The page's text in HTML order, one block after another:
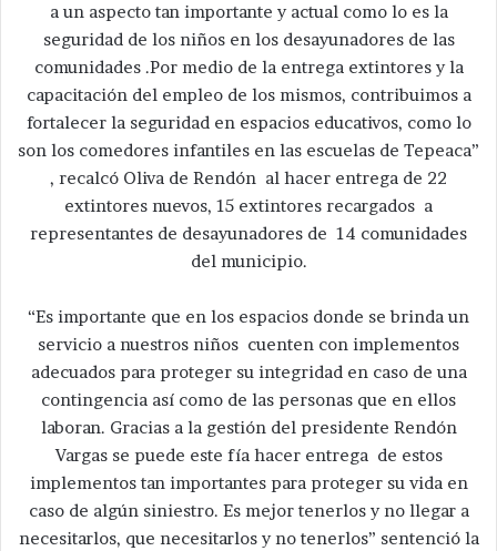
a un aspecto tan importante y actual como lo es la
seguridad de los niños en los desayunadores de las
comunidades .Por medio de la entrega extintores y la
capacitación del empleo de los mismos, contribuimos a
fortalecer la seguridad en espacios educativos, como lo
son los comedores infantiles en las escuelas de Tepeaca”
, recalcó Oliva de Rendón al hacer entrega de 22
extintores nuevos, 15 extintores recargados a
representantes de desayunadores de 14 comunidades
del municipio.
“Es importante que en los espacios donde se brinda un
servicio a nuestros niños cuenten con implementos
adecuados para proteger su integridad en caso de una
contingencia así como de las personas que en ellos
laboran. Gracias a la gestión del presidente Rendón
Vargas se puede este fía hacer entrega de estos
implementos tan importantes para proteger su vida en
caso de algún siniestro. Es mejor tenerlos y no llegar a
necesitarlos, que necesitarlos y no tenerlos” sentenció la